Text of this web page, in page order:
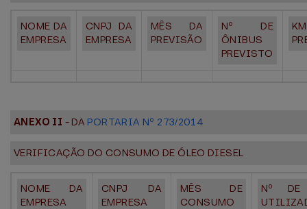
NOME DA
EMPRESA
CNPJ DA
EMPRESA
MÊS DA
PREVISÃO
Nº DE
ÔNIBUS
PREVISTO
KM
ANEXO II - DA PORTARIA Nº 273/2014
VERIFICAÇÃO DO CONSUMO DE ÓLEO DIESEL
NOME DA
EMPRESA
CNPJ DA
EMPRESA
MÊS DE
CONSUMO
Nº DE